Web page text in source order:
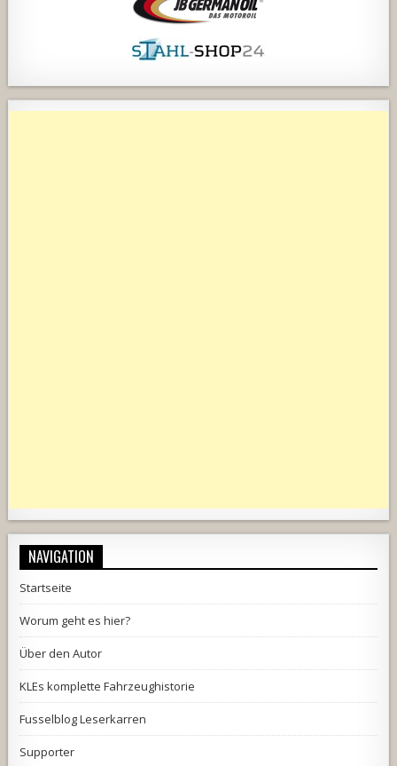
NAVIGATION
Startseite
Worum geht es hier?
Über den Autor
KLEs komplette Fahrzeughistorie
Fusselblog Leserkarren
Supporter